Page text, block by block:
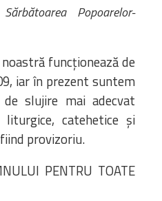
Sărbătoarea Popoarelor-
funcționează de
iar în prezent suntem
slujire mai adecvat
catehetice și
provizoriu.
PENTRU TOATE